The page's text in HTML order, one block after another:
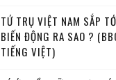
TỨ TRỤ VIỆT NAM SẮP
BIẾN ĐỘNG RA SAO ?
TIẾNG VIỆT)